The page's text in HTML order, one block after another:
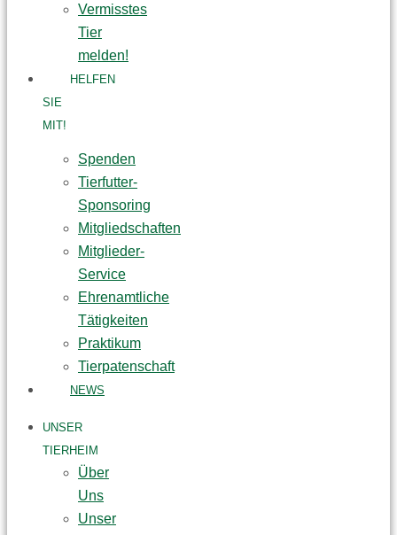
Vermisstes
Tier
melden!
HELFEN
SIE
MIT!
Spenden
Tierfutter-
Sponsoring
Mitgliedschaften
Mitglieder-
Service
Ehrenamtliche
Tätigkeiten
Praktikum
Tierpatenschaft
NEWS
UNSER
TIERHEIM
Über
Uns
Unser